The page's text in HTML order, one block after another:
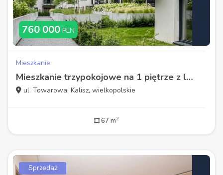
760 000 PLN
Mieszkanie
Mieszkanie trzypokojowe na 1 piętrze z loggią
ul. Towarowa, Kalisz, wielkopolskie
67 m2
Sprzedaż